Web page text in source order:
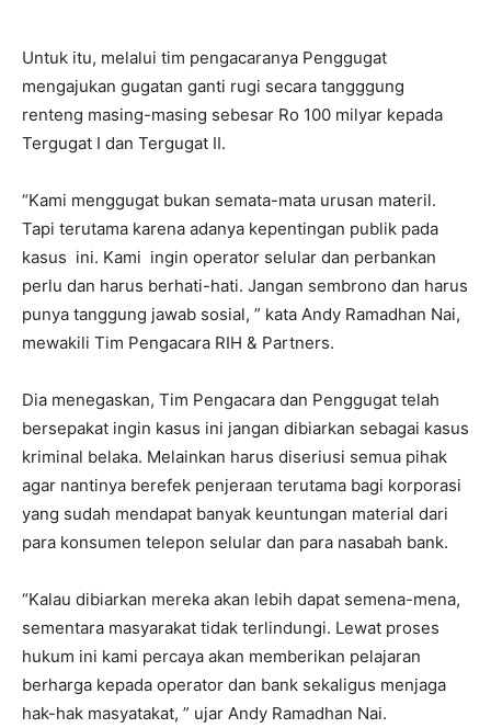
Untuk itu, melalui tim pengacaranya Penggugat
mengajukan gugatan ganti rugi secara tangggung
renteng masing-masing sebesar Ro 100 milyar kepada
Tergugat I dan Tergugat II.
“Kami menggugat bukan semata-mata urusan materil.
Tapi terutama karena adanya kepentingan publik pada
kasus ini. Kami ingin operator selular dan perbankan
perlu dan harus berhati-hati. Jangan sembrono dan harus
punya tanggung jawab sosial, ” kata Andy Ramadhan Nai,
mewakili Tim Pengacara RIH & Partners.
Dia menegaskan, Tim Pengacara dan Penggugat telah
bersepakat ingin kasus ini jangan dibiarkan sebagai kasus
kriminal belaka. Melainkan harus diseriusi semua pihak
agar nantinya berefek penjeraan terutama bagi korporasi
yang sudah mendapat banyak keuntungan material dari
para konsumen telepon selular dan para nasabah bank.
“Kalau dibiarkan mereka akan lebih dapat semena-mena,
sementara masyarakat tidak terlindungi. Lewat proses
hukum ini kami percaya akan memberikan pelajaran
berharga kepada operator dan bank sekaligus menjaga
hak-hak masyatakat, ” ujar Andy Ramadhan Nai.